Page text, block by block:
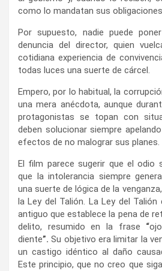
como lo mandatan sus
Por supuesto, nadie puede
denuncia del director, quien
cotidiana experiencia de
todas luces una suerte de cárcel.
Empero, por lo habitual, la
una mera anécdota, aunque
protagonistas se topan con
deben solucionar siempre
efectos de no malograr sus planes.
El film parece sugerir que el odio
que la intolerancia siempre
una suerte de lógica de la
la Ley del Talión. La Ley del Talión
antiguo que establece la pena de
delito, resumido en la frase “
diente”. Su objetivo era limitar la
un castigo idéntico al daño
Este principio, que no creo que